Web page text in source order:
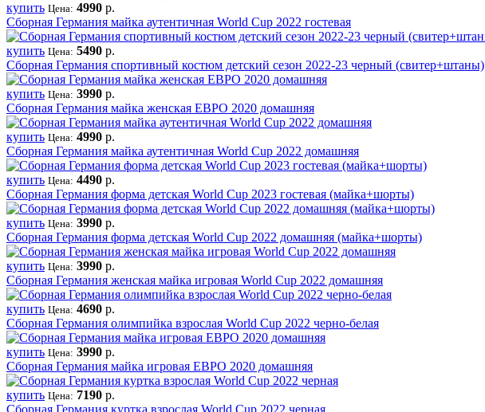
купить Цена: 4990 р.
Сборная Германия майка аутентичная World Cup 2022 гостевая
купить Цена: 5490 р.
Сборная Германия спортивный костюм детский сезон 2022-23 черный (свитер+штаны)
купить Цена: 3990 р.
Сборная Германия майка женская ЕВРО 2020 домашняя
купить Цена: 4990 р.
Сборная Германия майка аутентичная World Cup 2022 домашняя
купить Цена: 4490 р.
Сборная Германия форма детская World Cup 2023 гостевая (майка+шорты)
купить Цена: 3990 р.
Сборная Германия форма детская World Cup 2022 домашняя (майка+шорты)
купить Цена: 3990 р.
Сборная Германия женская майка игровая World Cup 2022 домашняя
купить Цена: 4690 р.
Сборная Германия олимпийка взрослая World Cup 2022 черно-белая
купить Цена: 3990 р.
Сборная Германия майка игровая ЕВРО 2020 домашняя
купить Цена: 7190 р.